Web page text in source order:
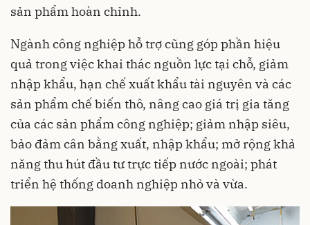
sản phẩm hoàn chỉnh.
Ngành công nghiệp hỗ trợ cũng góp phần hiệu
quả trong việc khai thác nguồn lực tại chỗ, giảm
nhập khẩu, hạn chế xuất khẩu tài nguyên và các
sản phẩm chế biến thô, nâng cao giá trị gia tăng
của các sản phẩm công nghiệp; giảm nhập siêu,
bảo đảm cân bằng xuất, nhập khẩu; mở rộng khả
năng thu hút đầu tư trực tiếp nước ngoài; phát
triển hệ thống doanh nghiệp nhỏ và vừa.